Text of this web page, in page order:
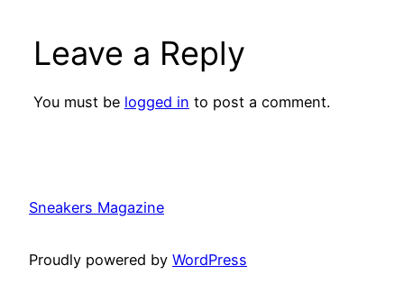
Leave a Reply
You must be logged in to post a comment.
Sneakers Magazine
Proudly powered by WordPress